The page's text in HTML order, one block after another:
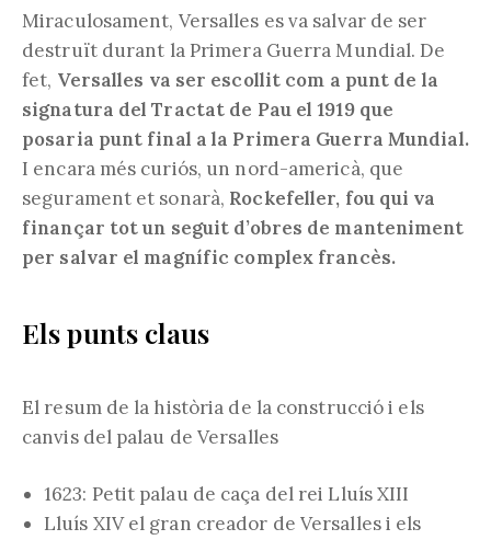
Miraculosament, Versalles es va salvar de ser
destruït durant la Primera Guerra Mundial. De
fet, Versalles va ser escollit com a punt de la
signatura del Tractat de Pau el 1919 que
posaria punt final a la Primera Guerra Mundial.
I encara més curiós, un nord-americà, que
segurament et sonarà, Rockefeller, fou qui va
finançar tot un seguit d’obres de manteniment
per salvar el magnífic complex francès.
Els punts claus
El resum de la història de la construcció i els
canvis del palau de Versalles
1623: Petit palau de caça del rei Lluís XIII
Lluís XIV el gran creador de Versalles i els